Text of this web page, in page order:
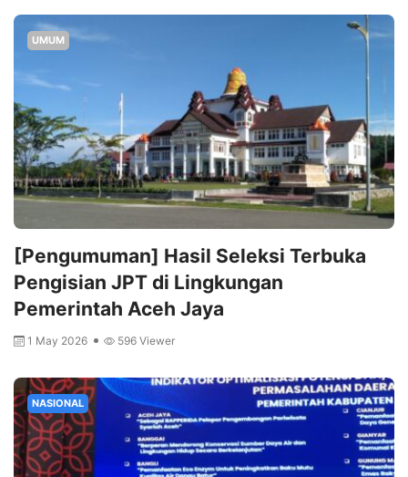
UMUM
[Pengumuman] Hasil Seleksi Terbuka
Pengisian JPT di Lingkungan
Pemerintah Aceh Jaya
1 May 2026 596 Viewer
NASIONAL